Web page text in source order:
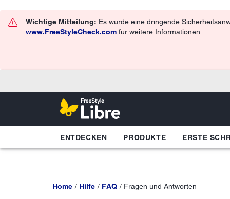
Wichtige Mitteilung: Es wurde eine dringende
www.FreeStyleCheck.com für weitere Informationen.
ENTDECKEN PRODUKTE ERSTE
Home Hilfe FAQ Fragen und Antworten